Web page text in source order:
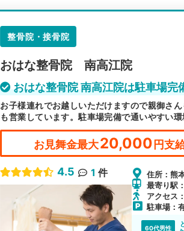
整骨院・接骨院
おはな整骨院 南高江院
おはな整骨院 南高江院は駐車場完
お子様連れでお越しいただけますので親御さ
も営業しています。駐車場完備で通いやすい
お見舞金最大20,000円支
4.5 1 件
住所：熊
最寄り駅
アクセス
駐車場：
60代男性